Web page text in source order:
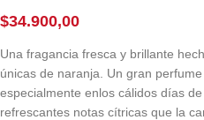
$34.900,00
Una fragancia fresca y brillante
únicas de naranja. Un gran
especialmente enlos cálidos días
refrescantes notas cítricas que la